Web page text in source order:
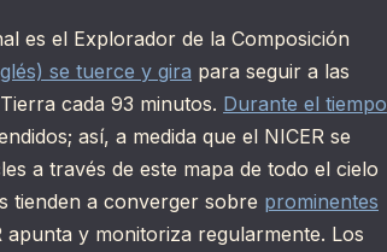
es el Explorador de la Composición
se tuerce y gira para seguir a las
cada 93 minutos. Durante el tiempo
así, a medida que el NICER se
a través de este mapa de todo el cielo
tienden a converger sobre prominentes
y monitoriza regularmente. Los